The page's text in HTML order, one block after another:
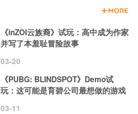
《inZOI云族裔》试玩：高中成为作家
并写了本羞耻冒险故事
03-20
《PUBG: BLINDSPOT》Demo试
玩：这可能是育碧公司最想做的游戏
03-11